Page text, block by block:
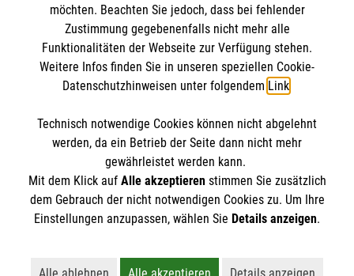
Barrierefreiheit
Malteser in Deutschland
Malteserorden
Sharepoint
Spendenkonto
Bank: PAX Bank für Kirche und Caritas eG
IBAN: DE35 3706 0120 1201 2135 30
BIC: GENODED1PA7
So finden Sie uns
Ziegeleistraße 4
84149 Velden
Email:malteser.velden@malteser.org
Der Malteser Hilfsdienst e.V. ist als eingetragene
Gewerbesteuer befreit.
möchten. Beachten Sie jedoch, dass bei fehlender
Zustimmung gegebenenfalls nicht mehr alle
Funktionalitäten der Webseite zur Verfügung stehen.
Weitere Infos finden Sie in unseren speziellen Cookie-
Datenschutzhinweisen unter folgendem Link.
Technisch notwendige Cookies können nicht abgelehnt
werden, da ein Betrieb der Seite dann nicht mehr
gewährleistet werden kann.
Mit dem Klick auf Alle akzeptierenstimmen Sie zusätzlich
dem Gebrauch der nicht notwendigen Cookies zu. Um Ihre
Einstellungen anzupassen, wählen Sie Details anzeigen.